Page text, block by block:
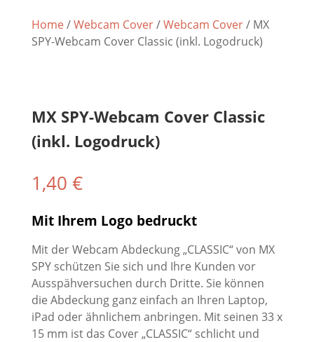
Home/Webcam Cover/Webcam Cover/ MX
SPY-Webcam Cover Classic (inkl. Logodruck)
MX SPY-Webcam Cover Classic
(inkl. Logodruck)
1,40 €
Mit Ihrem Logo bedruckt
Mit der Webcam Abdeckung „CLASSIC“ von MX
SPY schützen Sie sich und Ihre Kunden vor
Ausspähversuchen durch Dritte. Sie können
die Abdeckung ganz einfach an Ihren Laptop,
iPad oder ähnlichem anbringen. Mit seinen 33 x
15 mm ist das Cover „CLASSIC“ schlicht und